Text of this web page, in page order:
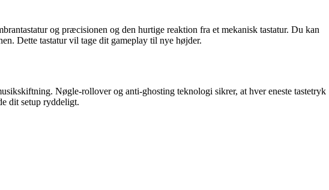
og præcisionen og den hurtige reaktion fra et mekanisk tastatur. Du kan
Dette tastatur vil tage dit gameplay til nye højder.
Nøgle-rollover og anti-ghosting teknologi sikrer, at hver eneste tastetryk
dit setup ryddeligt.